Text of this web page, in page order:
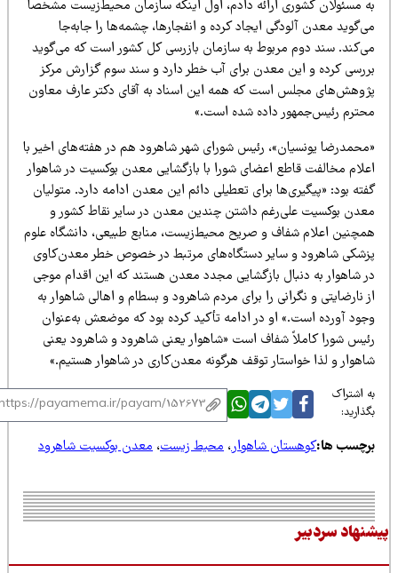
مسئولان کشوری ارائه دادم، اول اینکه سازمان محیط‌زیست مشخصاً
معدن آلودگی ایجاد کرده و انفجارها، چشمه‌ها را جابه‌جا
سند دوم مربوط به سازمان بازرسی کل کشور است که می‌گوید
کرده و این معدن برای آب خطر دارد و سند سوم گزارش مرکز
مجلس است که همه این اسناد به آقای دکتر عارف معاون
رئیس‌جمهور داده شده است.»
یونسیان»، رئیس شورای شهر شاهرود هم در هفته‌های اخیر با
مخالفت قاطع اعضای شورا با بازگشایی معدن بوکسیت در شاهوار
بود: «پیگیری‌ها برای تعطیلی دائم این معدن ادامه دارد. متولیان
بوکسیت علی‌رغم داشتن چندین معدن در سایر نقاط کشور و
اعلام شفاف و صریح محیط‌زیست، منابع طبیعی، دانشگاه علوم
شاهرود و سایر دستگاه‌های مرتبط در خصوص خطر معدن‌کاوی
شاهوار به دنبال بازگشایی مجدد معدن هستند که این اقدام موجی
نارضایتی و نگرانی را برای مردم شاهرود و بسطام و اهالی شاهوار به
آورده است.» او در ادامه تأکید کرده بود که موضعش به‌عنوان
شورا کاملاً شفاف است «شاهوار یعنی شاهرود و شاهرود یعنی
و لذا خواستار توقف هرگونه معدن‌کاری در شاهوار هستیم.»
اشتراک
ها:کوهستان شاهوار،محیط زیست،معدن بوکسیت شاهرود
سردبیر